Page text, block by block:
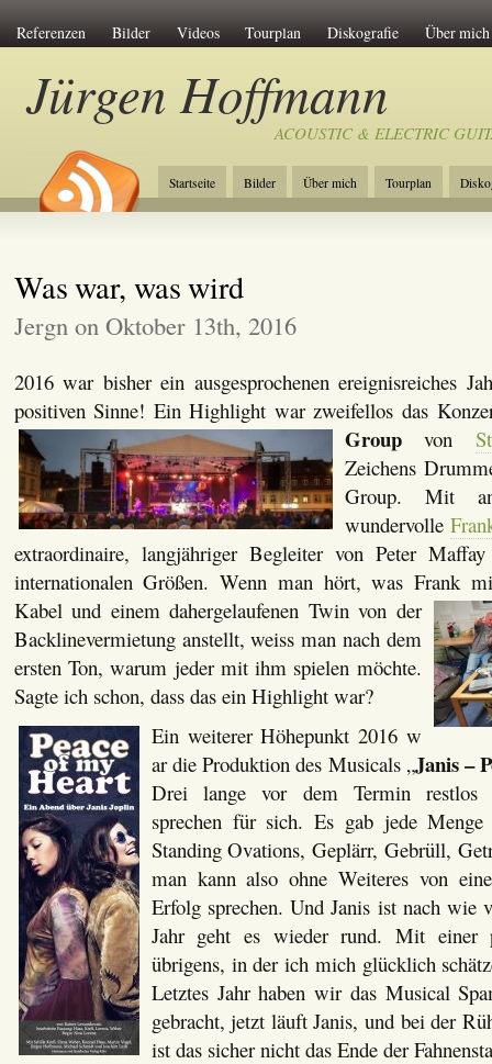
Referenzen Bilder Videos Tourplan Diskografie Über mich
Jürgen Hoffmann
ACOUSTIC & ELECTRIC
Startseite Bilder Über mich Tourplan
Referenzen
Presse Impressum / Kontakt
Was war, was wird
Jergn on Oktober 13th, 2016
2016 war bisher ein ausgesprochenen ereignisreiches
positiven Sinne! Ein Highlight war zweifellos das Konze
Groupvon
Zeichens
Group. Mit
wundervolle
extraordinaire, langjähriger Begleiter von Peter
internationalen Größen. Wenn man hört, was Frank
Kabel und einemdahergelaufenen Twin von der
Backlinevermietung anstellt, weiss man nach dem
ersten Ton, warum jeder mit ihm spielen möchte.
Sagte ich schon, dass das ein Highlight war?
Ein weiterer Höhepunkt 2016 w
ar die Produktion des Musicals „Janis –
Drei lange vor dem Termin restlos
sprechen für sich. Es gab jede Menge
Standing Ovations, Geplärr, Gebrüll,
man kann also ohne Weiteres von
Erfolg sprechen. Und Janis ist nach wie
Jahr geht es wieder rund. Mit einer
übrigens, in der ich mich glücklich
Letztes Jahr haben wir das Musical
gebracht, jetzt läuft Janis, und bei der
ist das sicher nicht das Ende der